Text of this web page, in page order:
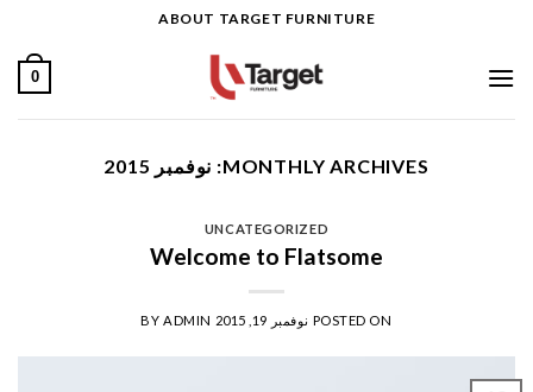
content
ABOUT TARGET FURNITURE
0
MONTHLY ARCHIVES: نوفمبر 2015
UNCATEGORIZED
Welcome to Flatsome
POSTED ON نوفمبر 19, 2015 BY ADMIN